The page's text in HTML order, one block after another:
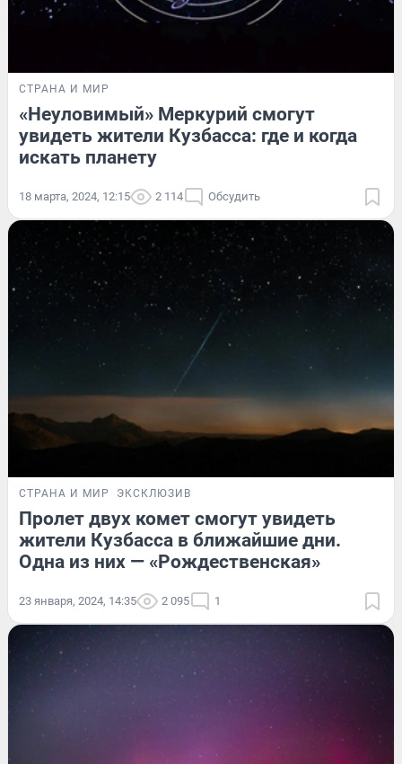
СТРАНА И МИР
«Неуловимый» Меркурий смогут
увидеть жители Кузбасса: где и когда
искать планету
18 марта, 2024, 12:15 2 114 Обсудить
СТРАНА И МИР ЭКСКЛЮЗИВ
Пролет двух комет смогут увидеть
жители Кузбасса в ближайшие дни.
Одна из них — «Рождественская»
23 января, 2024, 14:35 2 095 1